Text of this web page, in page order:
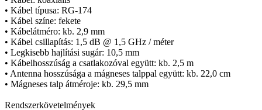
• Kábel típusa: RG-174
• Kábel színe: fekete
• Kábelátméro: kb. 2,9 mm
• Kábel csillapítás: 1,5 dB @ 1,5 GHz / méter
• Legkisebb hajlítási sugár: 10,5 mm
• Kábelhosszúság a csatlakozóval együtt: kb. 2,5 m
• Antenna hosszúsága a mágneses talppal együtt: kb. 22,0 cm
• Mágneses talp átméroje: kb. 29,5 mm
Rendszerkövetelmények